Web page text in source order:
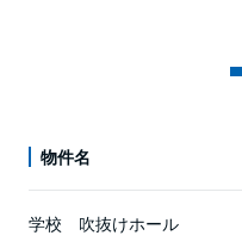
物件名
学校 吹抜けホール